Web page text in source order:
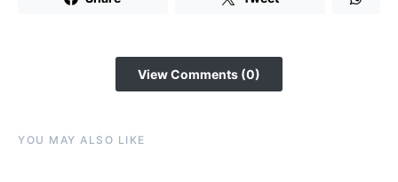
View Comments (0)
YOU MAY ALSO LIKE